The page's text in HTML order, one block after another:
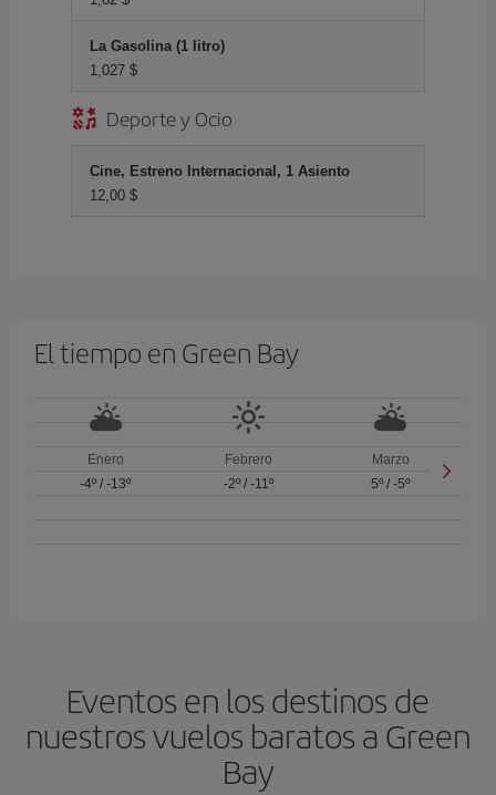
La Gasolina (1 litro)
1,027 $
Deporte y Ocio
Cine, Estreno Internacional, 1 Asiento
12,00 $
El tiempo en Green Bay
Enero
-4º /-13º
Febrero
-2º/ -11º
Marzo
5º /-5º
Eventos en los destinos de
nuestros vuelos baratos a Green
Bay